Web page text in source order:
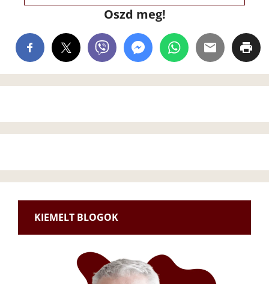
Oszd meg!
KIEMELT BLOGOK